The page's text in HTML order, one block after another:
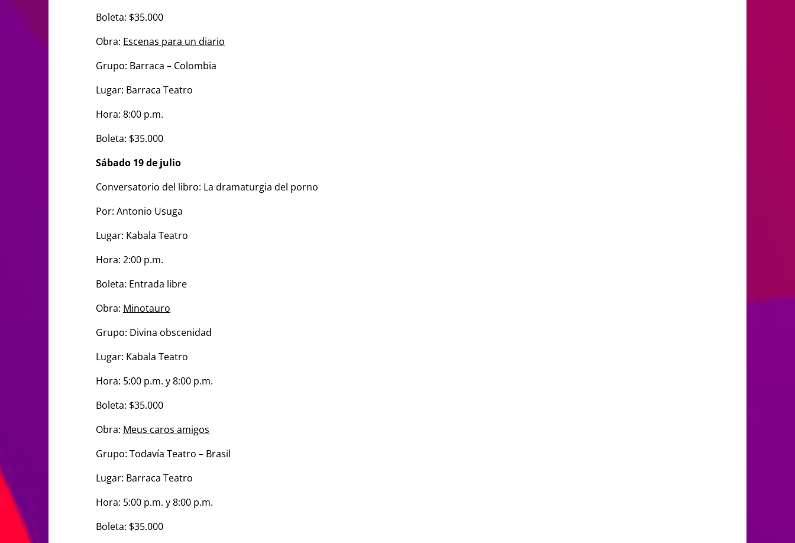
Boleta: $35.000
Obra: Escenas para un diario
Grupo: Barraca – Colombia
Lugar: Barraca Teatro
Hora: 8:00 p.m.
Boleta: $35.000
Sábado 19 de julio
Conversatorio del libro: La dramaturgia del porno
Por: Antonio Usuga
Lugar: Kabala Teatro
Hora: 2:00 p.m.
Boleta: Entrada libre
Obra: Minotauro
Grupo: Divina obscenidad
Lugar: Kabala Teatro
Hora: 5:00 p.m. y 8:00 p.m.
Boleta: $35.000
Obra: Meus caros amigos
Grupo: Todavía Teatro – Brasil
Lugar: Barraca Teatro
Hora: 5:00 p.m. y 8:00 p.m.
Boleta: $35.000